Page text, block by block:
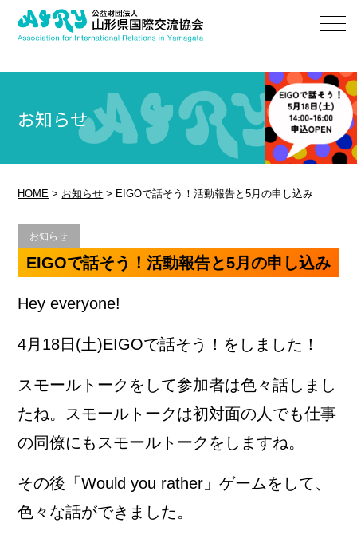
お知らせ
HOME > お知らせ > EIGOで話そう！活動報告と5月の申し込み
お知らせ
EIGOで話そう！活動報告と5月の申し込み
Hey everyone!
4月18日(土)EIGOで話そう！をしました！
スモールトークをして参加者は色々話しまし
たね。スモールトークは初対面の人でも仕事
の同僚にもスモールトークをしますね。
その後「Would you rather」ゲームをして、
色々な話ができました。